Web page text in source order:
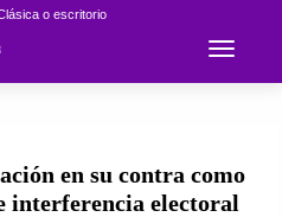
o escritorio
Toggle
en su contra como
interferencia electoral